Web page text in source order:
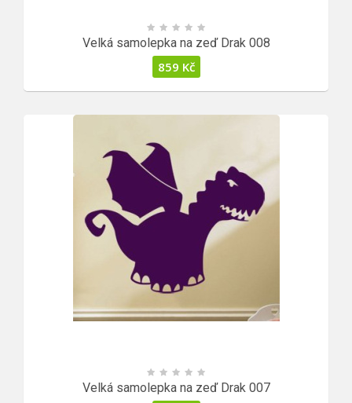
Velká samolepka na zeď Drak 008
859 Kč
Velká samolepka na zeď Drak 007